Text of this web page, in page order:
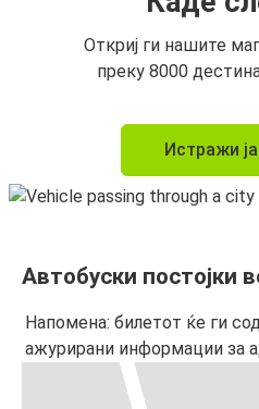
Откриј ги нашите
преку 8000
Истражи
Автобуски постојки
Напомена: билетот ќе ги
ажурирани информации за